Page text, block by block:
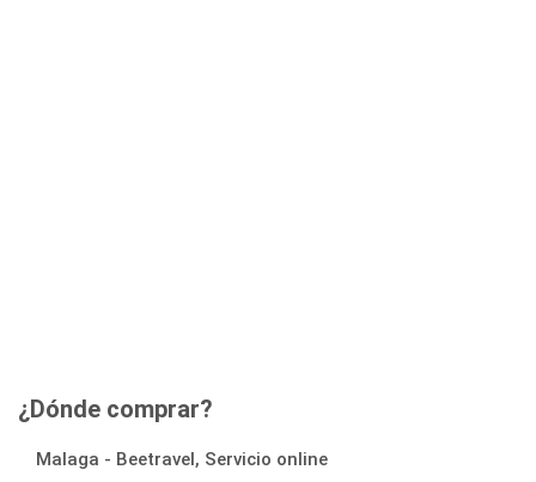
¿Dónde comprar?
Malaga - Beetravel, Servicio online